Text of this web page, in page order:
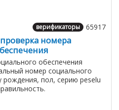
65917
верификаторы
номера
обеспечения
номер социального
рождения, пол, серию peselu